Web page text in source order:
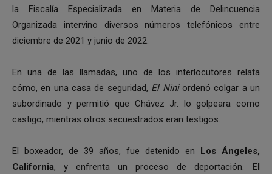
la Fiscalía Especializada en Materia de Delincuencia
Organizada intervino diversos números telefónicos entre
diciembre de 2021 y junio de 2022.
En una de las llamadas, uno de los interlocutores relata
cómo, en una casa de seguridad, El Niniordenó colgar a un
subordinado y permitió que Chávez Jr. lo golpeara como
castigo, mientras otros secuestrados eran testigos.
El boxeador, de 39 años, fue detenido en Los Ángeles,
California, y enfrenta un proceso de deportación. El